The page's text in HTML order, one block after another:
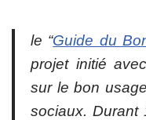
le “Guide du
projet initié
sur le bon
sociaux. Durant